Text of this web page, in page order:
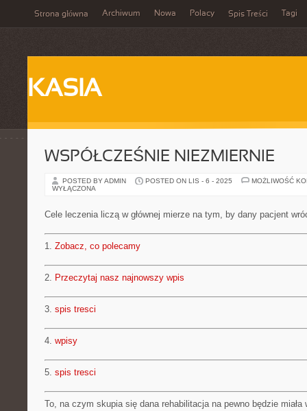
Strona główna Archiwum Nowa Polacy Spis Treści Tagi
KASIA
WSPÓŁCZEŚNIE NIEZMIERNIE
POSTED BY ADMIN POSTED ON LIS - 6 - 2025
MOŻLIWOŚĆ
WYŁĄCZONA
Cele leczenia liczą w głównej mierze na tym, by dany pacjent
1. Zobacz, co polecamy
2. Przeczytaj nasz najnowszy wpis
3. spis tresci
4. wpisy
5. spis tresci
To, na czym skupia się dana rehabilitacja na pewno będzie miała